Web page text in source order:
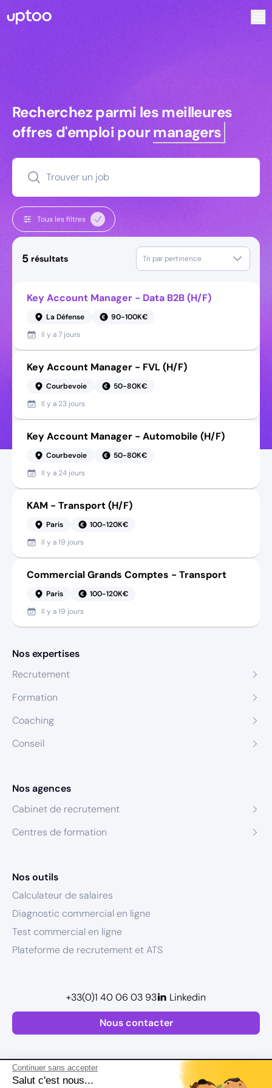
Continuer sans accepter
Salut c'est nous...
Recherchez parmi les meilleures
Recherchez parmi les meilleures
offres d'emploi pourmanagers
Trouver un job
Tous les filtres
5 résultats Tri par pertinence
Key Account Manager - Data B2B (H/F)
La Défense
90-100K€
Il y a7 jours
Key Account Manager - FVL (H/F)
Courbevoie
50-80K€
Il y a 23 jours
Key Account Manager - Automobile (H/F)
Courbevoie
50-80K€
Il y a 24 jours
KAM - Transport (H/F)
Paris
100-120K€
Il y a19 jours
Commercial Grands Comptes - Transport
Paris
100-120K€
Il y a19 jours
Nos expertises
Recrutement
Formation
Coaching
Conseil
Nos agences
Cabinet de recrutement
Centres de formation
Nos outils
Calculateur de salaires
Diagnostic commercial en ligne
Test commercial en ligne
Plateforme de recrutement et ATS
Nous contacter
+33(0)1 40 06 03 93 Linkedin